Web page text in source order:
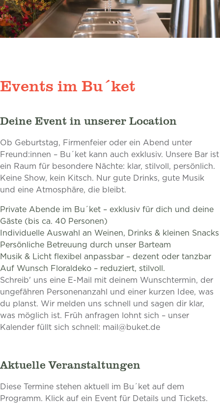
Events im Bu´ket
Deine Event in unserer Location
Ob Geburtstag, Firmenfeier oder ein Abend unter
Freund:innen – Bu´ket kann auch exklusiv. Unsere Bar ist
ein Raum für besondere Nächte: klar, stilvoll, persönlich.
Keine Show, kein Kitsch. Nur gute Drinks, gute Musik
und eine Atmosphäre, die bleibt.
Private Abende im Bu´ket – exklusiv für dich und deine
Gäste (bis ca. 40 Personen)
Individuelle Auswahl an Weinen, Drinks & kleinen Snacks
Persönliche Betreuung durch unser Barteam
Musik & Licht flexibel anpassbar – dezent oder tanzbar
Auf Wunsch Floraldeko – reduziert, stilvoll.
Schreib' uns eine E-Mail mit deinem Wunschtermin, der
ungefähren Personenanzahl und einer kurzen Idee, was
du planst. Wir melden uns schnell und sagen dir klar,
was möglich ist. Früh anfragen lohnt sich – unser
Kalender füllt sich schnell: mail@buket.de
Aktuelle Veranstaltungen
Diese Termine stehen aktuell im Bu´ket auf dem
Programm. Klick auf ein Event für Details und Tickets.